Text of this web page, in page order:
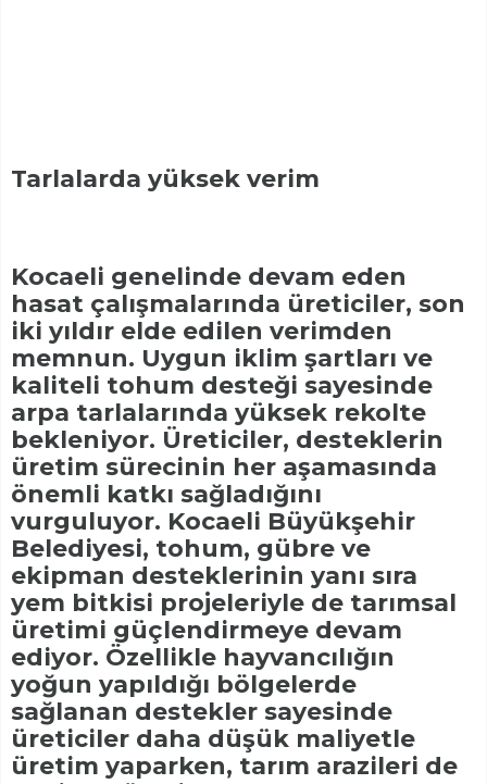
Tarlalarda yüksek verim
Kocaeli genelinde devam eden
hasat çalışmalarında üreticiler, son
iki yıldır elde edilen verimden
memnun. Uygun iklim şartları ve
kaliteli tohum desteği sayesinde
arpa tarlalarında yüksek rekolte
bekleniyor. Üreticiler, desteklerin
üretim sürecinin her aşamasında
önemli katkı sağladığını
vurguluyor. Kocaeli Büyükşehir
Belediyesi, tohum, gübre ve
ekipman desteklerinin yanı sıra
yem bitkisi projeleriyle de tarımsal
üretimi güçlendirmeye devam
ediyor. Özellikle hayvancılığın
yoğun yapıldığı bölgelerde
sağlanan destekler sayesinde
üreticiler daha düşük maliyetle
üretim yaparken, tarım arazileri de